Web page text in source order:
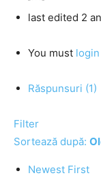
last edited 2
You must login
Răspunsuri (1)
Filter
Sortează după:
Newest First